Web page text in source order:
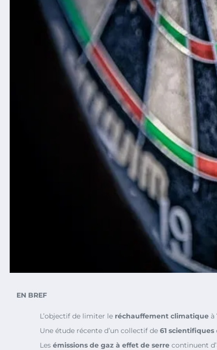
EN BREF
L’objectif de limiter le réchauffement climatique à
Une étude récente d’un collectif de 61 scientifiques
Les émissions de gaz à effet de serre continuent